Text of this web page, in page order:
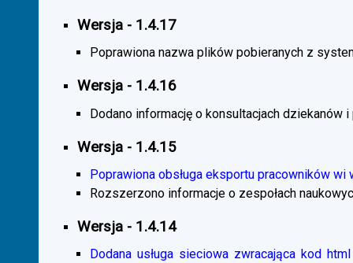
Wersja - 1.4.17
Poprawiona nazwa plików pobieranych z
Wersja - 1.4.16
Dodano informację o konsultacjach dziekanów
Wersja - 1.4.15
Poprawiona obsługa eksportu pracowników wi
Rozszerzono informacje o zespołach
Wersja - 1.4.14
Dodana usługa sieciowa zwracająca kod